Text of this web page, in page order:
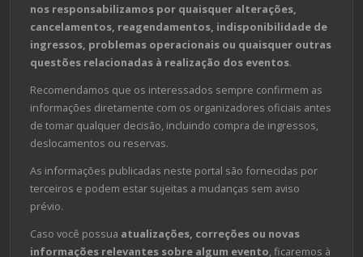
nos responsabilizamos por quaisquer alterações,
cancelamentos, reagendamentos, indisponibilidade de
ingressos, problemas operacionais ou quaisquer outras
questões relacionadas à realização dos eventos.
Recomendamos que os interessados sempre confirmem as
informações diretamente com os organizadores oficiais antes
de tomar qualquer decisão, incluindo compra de ingressos,
deslocamentos ou reservas.
As informações publicadas neste portal são fornecidas por
terceiros e podem estar sujeitas a mudanças sem aviso
prévio.
Caso você possua atualizações, correções ou novas
informações relevantes sobre algum evento, ficaremos à